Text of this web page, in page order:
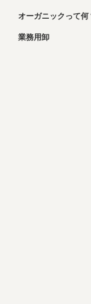
オーガニックって何
業務用卸